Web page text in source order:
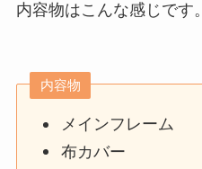
内容物はこんな感じです。
内容物
メインフレーム
布カバー